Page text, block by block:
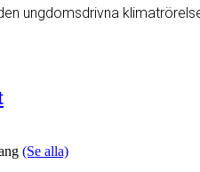
ungdomsdrivna
(Se alla)